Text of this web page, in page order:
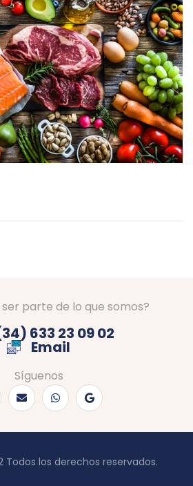
parte de lo que somos?
633 23 09 02
Email
Síguenos
Todos los derechos reservados.